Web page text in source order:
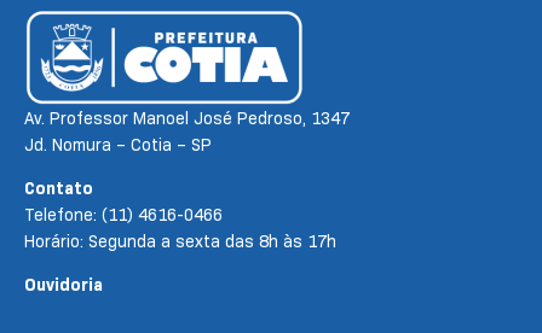
Av. Professor Manoel José Pedroso, 1347
Jd. Nomura – Cotia – SP
Contato
Telefone: (11) 4616-0466
Horário: Segunda a sexta das 8h às 17h
Ouvidoria